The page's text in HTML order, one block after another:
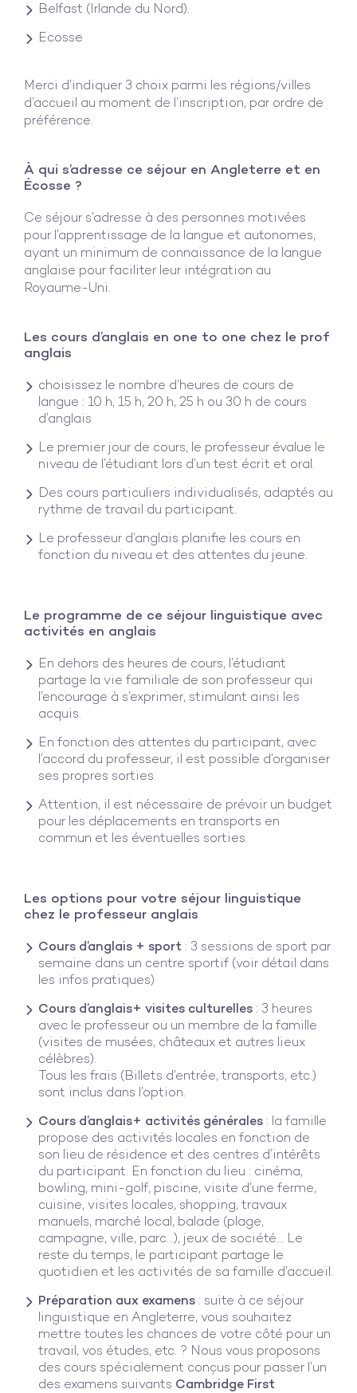
Belfast (Irlande du Nord).
Ecosse
Merci d’indiquer 3 choix parmi les régions/villes
d’accueil au moment de l’inscription, par ordre de
préférence.
À qui s’adresse ce séjour en Angleterre et en
Écosse ?
Ce séjour s’adresse à des personnes motivées
pour l’apprentissage de la langue et autonomes,
ayant un minimum de connaissance de la langue
anglaise pour faciliter leur intégration au
Royaume-Uni.
Les cours d’anglais en one to one chez le prof
anglais
choisissez le nombre d’heures de cours de
langue : 10 h, 15 h, 20 h, 25 h ou 30 h de cours
d’anglais
Le premier jour de cours, le professeur évalue le
niveau de l’étudiant lors d’un test écrit et oral.
Des cours particuliers individualisés, adaptés au
rythme de travail du participant.
Le professeur d’anglais planifie les cours en
fonction du niveau et des attentes du jeune.
Le programme de ce séjour linguistique avec
activités en anglais
En dehors des heures de cours, l’étudiant
partage la vie familiale de son professeur qui
l’encourage à s’exprimer, stimulant ainsi les
acquis.
En fonction des attentes du participant, avec
l’accord du professeur, il est possible d’organiser
ses propres sorties.
Attention, il est nécessaire de prévoir un budget
pour les déplacements en transports en
commun et les éventuelles sorties.
Les options pour votre séjour linguistique
chez le professeur anglais
Cours d’anglais + sport : 3 sessions de sport par
semaine dans un centre sportif (voir détail dans
les infos pratiques)
Cours d’anglais+ visites culturelles : 3 heures
avec le professeur ou un membre de la famille
(visites de musées, châteaux et autres lieux
célèbres).
Tous les frais (Billets d’entrée, transports, etc.)
sont inclus dans l’option.
Cours d’anglais+ activités générales : la famille
propose des activités locales en fonction de
son lieu de résidence et des centres d’intérêts
du participant. En fonction du lieu : cinéma,
bowling, mini-golf, piscine, visite d’une ferme,
cuisine, visites locales, shopping, travaux
manuels, marché local, balade (plage,
campagne, ville, parc…), jeux de société… Le
reste du temps, le participant partage le
quotidien et les activités de sa famille d’accueil.
Préparation aux examens : suite à ce séjour
linguistique en Angleterre, vous souhaitez
mettre toutes les chances de votre côté pour un
travail, vos études, etc. ? Nous vous proposons
des cours spécialement conçus pour passer l’un
des examens suivants Cambridge First